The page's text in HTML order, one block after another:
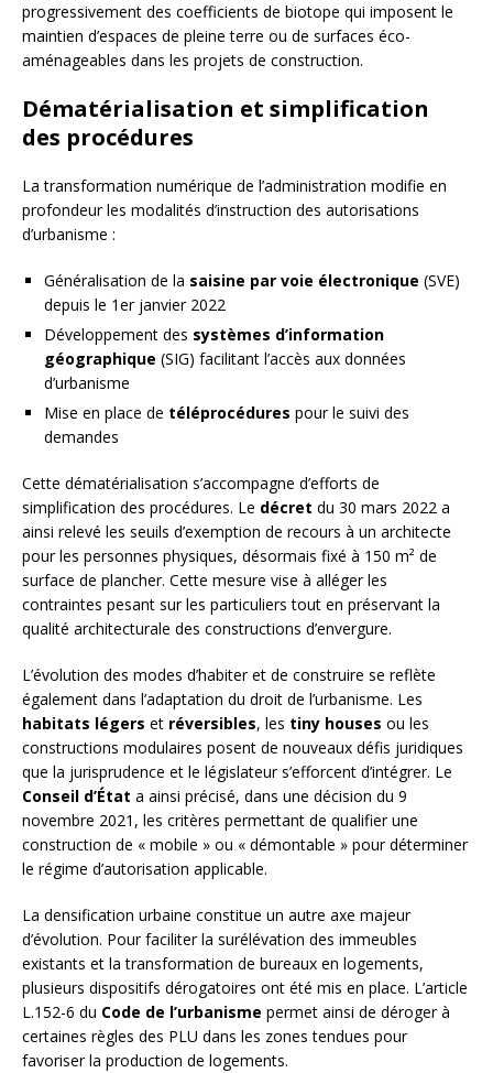
progressivement des coefficients de biotope qui imposent le
maintien d’espaces de pleine terre ou de surfaces éco-
aménageables dans les projets de construction.
Dématérialisation et simplification
des procédures
La transformation numérique de l’administration modifie en
profondeur les modalités d’instruction des autorisations
d’urbanisme :
Généralisation de la saisine par voie électronique (SVE)
depuis le 1er janvier 2022
Développement des systèmes d’information
géographique (SIG) facilitant l’accès aux données
d’urbanisme
Mise en place de téléprocédures pour le suivi des
demandes
Cette dématérialisation s’accompagne d’efforts de
simplification des procédures. Le décret du 30 mars 2022 a
ainsi relevé les seuils d’exemption de recours à un architecte
pour les personnes physiques, désormais fixé à 150 m² de
surface de plancher. Cette mesure vise à alléger les
contraintes pesant sur les particuliers tout en préservant la
qualité architecturale des constructions d’envergure.
L’évolution des modes d’habiter et de construire se reflète
également dans l’adaptation du droit de l’urbanisme. Les
habitats légers et réversibles, les tiny houses ou les
constructions modulaires posent de nouveaux défis juridiques
que la jurisprudence et le législateur s’efforcent d’intégrer. Le
Conseil d’État a ainsi précisé, dans une décision du 9
novembre 2021, les critères permettant de qualifier une
construction de « mobile » ou « démontable » pour déterminer
le régime d’autorisation applicable.
La densification urbaine constitue un autre axe majeur
d’évolution. Pour faciliter la surélévation des immeubles
existants et la transformation de bureaux en logements,
plusieurs dispositifs dérogatoires ont été mis en place. L’article
L.152-6 du Code de l’urbanisme permet ainsi de déroger à
certaines règles des PLU dans les zones tendues pour
favoriser la production de logements.